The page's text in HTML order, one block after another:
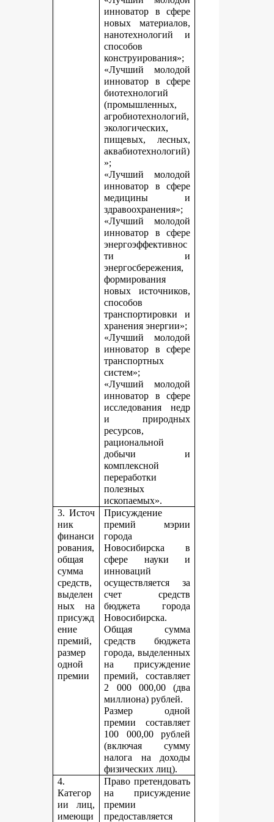
инноватор в сфере
новых материалов,
нанотехнологий и
способов
конструирования»;
«Лучший молодой
инноватор в сфере
биотехнологий
(промышленных,
агробиотехнологий,
экологических,
пищевых, лесных,
аквабиотехнологий)
»;
«Лучший молодой
инноватор в сфере
медицины и
здравоохранения»;
«Лучший молодой
инноватор в сфере
энергоэффективнос
ти и
энергосбережения,
формирования
новых источников,
способов
транспортировки и
хранения энергии»;
«Лучший молодой
инноватор в сфере
транспортных
систем»;
«Лучший молодой
инноватор в сфере
исследования недр
и природных
ресурсов,
рациональной
добычи и
комплексной
переработки
полезных
ископаемых».
3. Источ
ник
финанси
рования,
общая
сумма
средств,
выделен
ных на
присужд
ение
премий,
размер
одной
премии
Присуждение
премий мэрии
города
Новосибирска в
сфере науки и
инноваций
осуществляется за
счет средств
бюджета города
Новосибирска.
Общая сумма
средств бюджета
города, выделенных
на присуждение
премий, составляет
2 000 000,00 (два
миллиона) рублей.
Размер одной
премии составляет
100 000,00 рублей
(включая сумму
налога на доходы
физических лиц).
4.
Категор
ии лиц,
имеющи
Право претендовать
на присуждение
премии
предоставляется